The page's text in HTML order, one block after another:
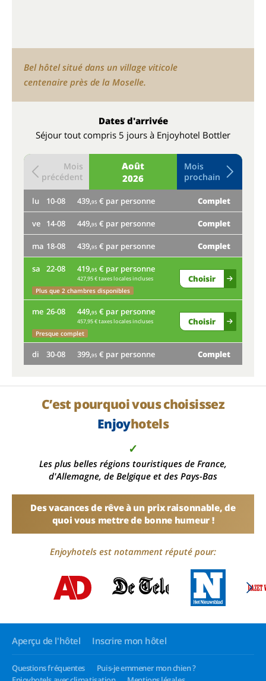
Bel hôtel situé dans un village viticole
centenaire près de la Moselle.
Dates d'arrivée
Séjour tout compris 5 jours à Enjoyhotel Bottler
Août
2026
Mois
précédent
Mois
prochain
lu 10-08 439,95 € par personne Complet
ve 14-08 449,95 € par personne Complet
ma 18-08 439,95 € par personne Complet
sa 22-08 419,95 € par personne
427,95 € taxes locales incluses
Plus que 2 chambres disponibles
Choisir
me 26-08 449,95 € par personne
457,95 € taxes locales incluses
Presque complet
Choisir
di 30-08 399,95 € par personne Complet
C’est pourquoi vous choisissez
Enjoyhotels
✓
Les plus belles régions touristiques de France,
d'Allemagne, de Belgique et des Pays-Bas
Des vacances de rêve à un prix raisonnable, de
quoi vous mettre de bonne humeur !
Enjoyhotels est notamment réputé pour:
Aperçu de l'hôtel Inscrire mon hôtel
Questions fréquentes
Puis-je emmener mon chien ?